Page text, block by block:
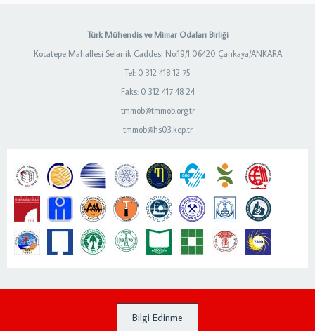
Türk Mühendis ve Mimar Odaları Birliği
Kocatepe Mahallesi Selanik Caddesi No:19/1 06420 Çankaya/ANKARA
Tel: 0 312 418 12 75
Faks: 0 312 417 48 24
tmmob@tmmob.org.tr
tmmob@hs03.kep.tr
Bilgi Edinme